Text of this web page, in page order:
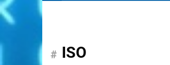
ISO